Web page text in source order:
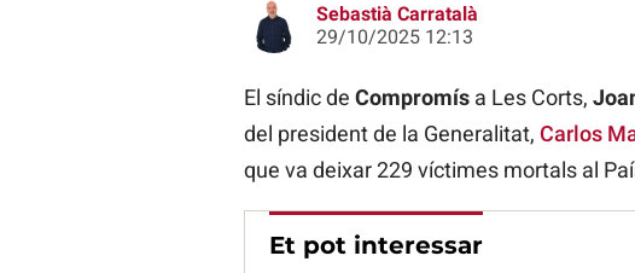
Sebastià Carratalà
29/10/2025 12:13
El síndic de Compromísa Les Corts,
del president de la Generalitat, Carlos
que va deixar 229 víctimes mortals al
Et pot interessar